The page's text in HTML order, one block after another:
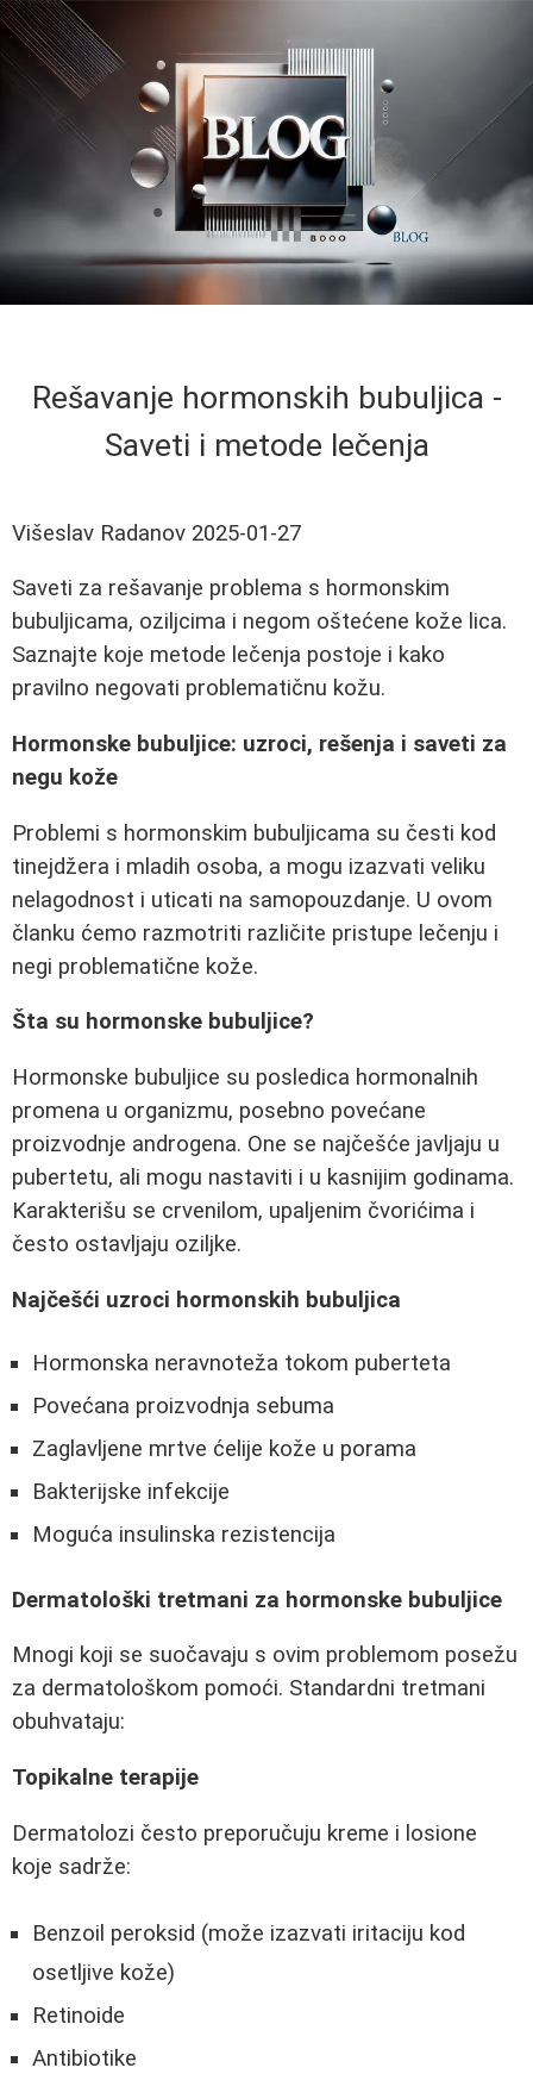
Rešavanje hormonskih bubuljica -
Saveti i metode lečenja
Višeslav Radanov 2025-01-27
Saveti za rešavanje problema s hormonskim
bubuljicama, oziljcima i negom oštećene kože lica.
Saznajte koje metode lečenja postoje i kako
pravilno negovati problematičnu kožu.
Hormonske bubuljice: uzroci, rešenja i saveti za
negu kože
Problemi s hormonskim bubuljicama su česti kod
tinejdžera i mladih osoba, a mogu izazvati veliku
nelagodnost i uticati na samopouzdanje. U ovom
članku ćemo razmotriti različite pristupe lečenju i
negi problematične kože.
Šta su hormonske bubuljice?
Hormonske bubuljice su posledica hormonalnih
promena u organizmu, posebno povećane
proizvodnje androgena. One se najčešće javljaju u
pubertetu, ali mogu nastaviti i u kasnijim godinama.
Karakterišu se crvenilom, upaljenim čvorićima i
često ostavljaju oziljke.
Najčešći uzroci hormonskih bubuljica
Hormonska neravnoteža tokom puberteta
Povećana proizvodnja sebuma
Zaglavljene mrtve ćelije kože u porama
Bakterijske infekcije
Moguća insulinska rezistencija
Dermatološki tretmani za hormonske bubuljice
Mnogi koji se suočavaju s ovim problemom posežu
za dermatološkom pomoći. Standardni tretmani
obuhvataju:
Topikalne terapije
Dermatolozi često preporučuju kreme i losione
koje sadrže:
Benzoil peroksid (može izazvati iritaciju kod
osetljive kože)
Retinoide
Antibiotike